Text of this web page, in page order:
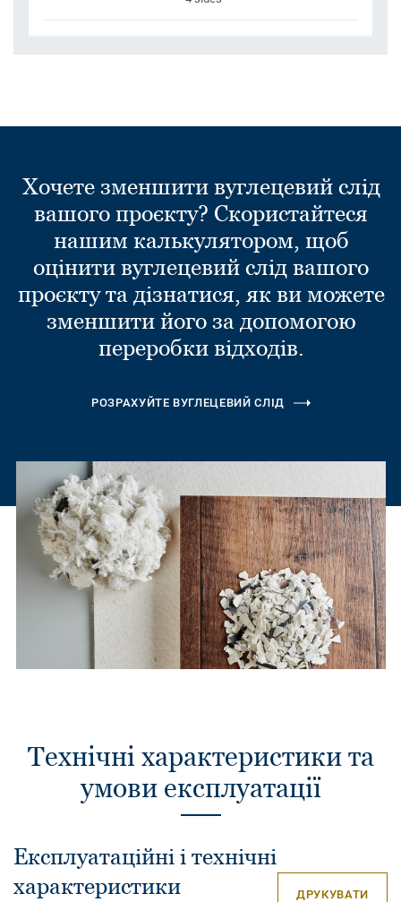
Хочете зменшити вуглецевий слід
вашого проєкту? Скористайтеся
нашим калькулятором, щоб
оцінити вуглецевий слід вашого
проєкту та дізнатися, як ви можете
зменшити його за допомогою
переробки відходів.
РОЗРАХУЙТЕ ВУГЛЕЦЕВИЙ СЛІД
Технічні характеристики та
умови експлуатації
Експлуатаційні і технічні
характеристики
ДРУКУВАТИ